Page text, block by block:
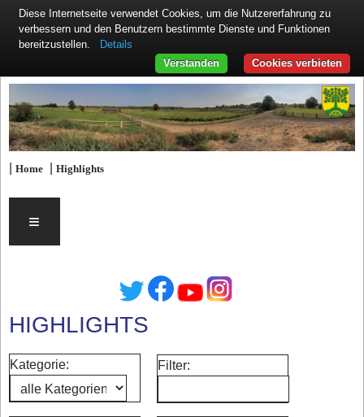
|Home |Highlights
≡
HIGHLIGHTS
Kategorie: Filter:
Diese Internetseite verwendet Cookies, um die Nutzererfahrung zu
verbessern und den Benutzern bestimmte Dienste und Funktionen
bereitzustellen.
Details
Cookies verbieten
Verstanden